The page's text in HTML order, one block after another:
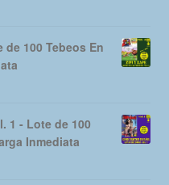
- Descarga
100 Tebeos En
1 - Lote de 100